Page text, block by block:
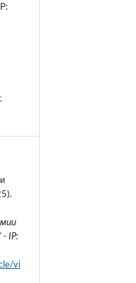
IP:
vi